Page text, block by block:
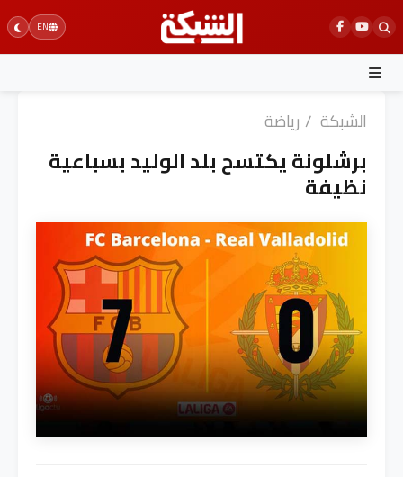
Skip
to
content
EN
الشبكة / رياضة
برشلونة يكتسح بلد الوليد بسباعية
نظيفة